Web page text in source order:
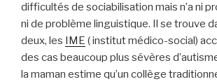
difficultés de sociabilisation mais n’a ni
ni de problème linguistique. Il se trouve
deux, les IME ( institut médico-social)
des cas beaucoup plus sévères
la maman estime qu’un collège